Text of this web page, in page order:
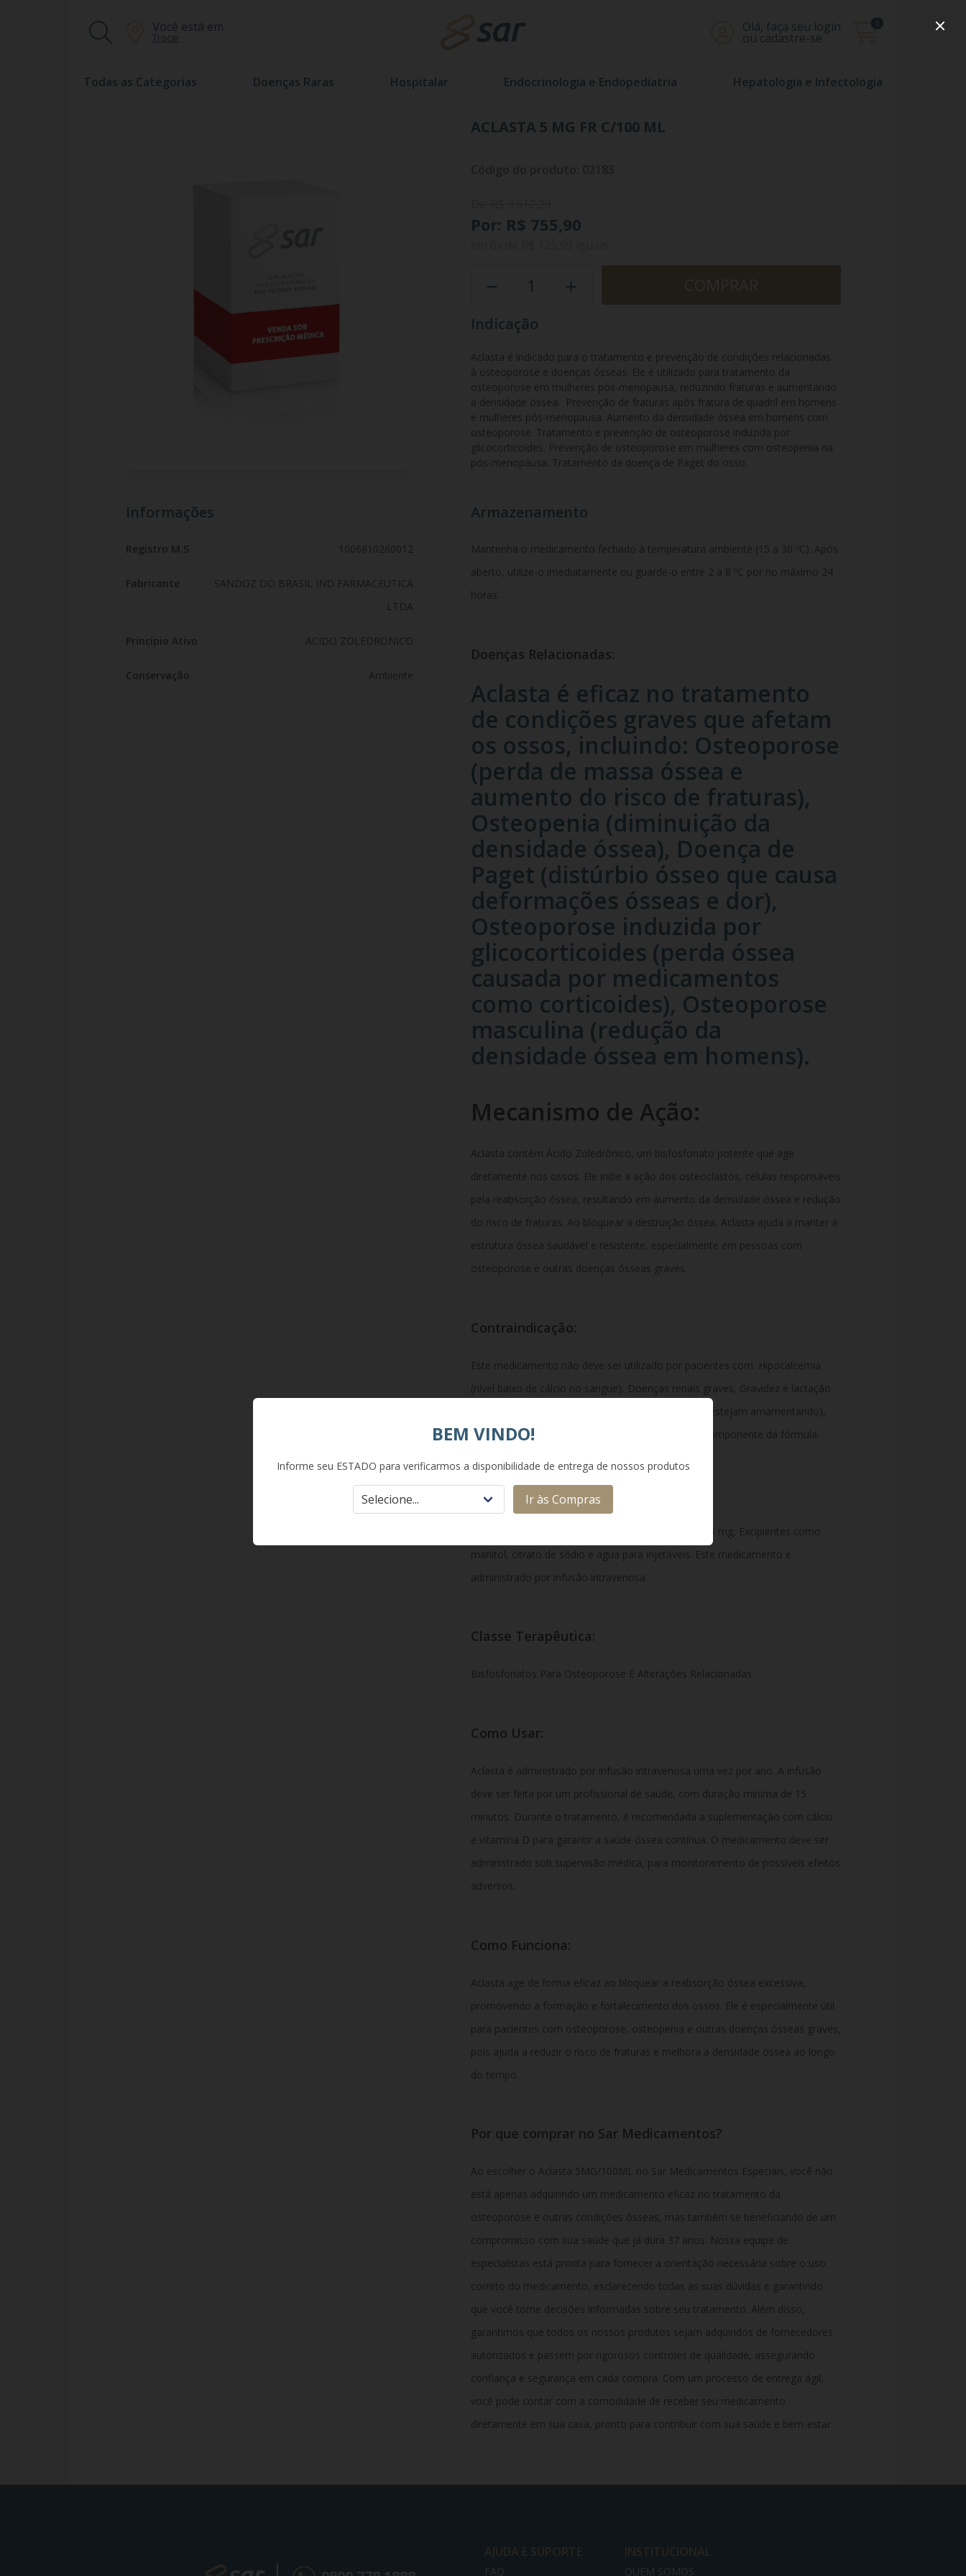
Você está em
Trocar
Olá, faça seu login
ou cadastre-se
0
Todas as Categorias Doenças Raras Hospitalar Endocrinologia e Endopediatria Hepatologia e Infectologia
ACLASTA 5 MG FR C/100 ML
Por: R$ 755,90
Indicação
Aclasta é indicado para o tratamento e prevenção de condições relacionadas
à osteoporose e doenças ósseas. Ele é utilizado para tratamento da
osteoporose em mulheres pós-menopausa, reduzindo fraturas e aumentando
a densidade óssea.  Prevenção de fraturas após fratura de quadril em homens
e mulheres pós-menopausa. Aumento da densidade óssea em homens com
osteoporose. Tratamento e prevenção de osteoporose induzida por
glicocorticoides. Prevenção de osteoporose em mulheres com osteopenia na
pós-menopausa. Tratamento da doença de Paget do osso.
Informações
Registro M.S 1006810260012
Fabricante
SANDOZ DO BRASIL IND FARMACEUTICA
LTDA
Princípio Ativo ACIDO ZOLEDRONICO
Conservação Ambiente
Armazenamento
Mantenha o medicamento fechado à temperatura ambiente (15 a 30 ºC). Após
aberto, utilize-o imediatamente ou guarde-o entre 2 a 8 ºC por no máximo 24
horas.
Doenças Relacionadas:
Aclasta é eficaz no tratamento
de condições graves que afetam
os ossos, incluindo: Osteoporose
(perda de massa óssea e
aumento do risco de fraturas),
Osteopenia (diminuição da
densidade óssea), Doença de
Paget (distúrbio ósseo que causa
deformações ósseas e dor),
Osteoporose induzida por
glicocorticoides (perda óssea
causada por medicamentos
como corticoides), Osteoporose
masculina (redução da
densidade óssea em homens).
Mecanismo de Ação:
Aclasta contém Ácido Zoledrônico, um bisfosfonato potente que age
diretamente nos ossos. Ele inibe a ação dos osteoclastos, células responsáveis
pela reabsorção óssea, resultando em aumento da densidade óssea e redução
do risco de fraturas. Ao bloquear a destruição óssea, Aclasta ajuda a manter a
estrutura óssea saudável e resistente, especialmente em pessoas com
osteoporose e outras doenças ósseas graves.
Contraindicação:
Este medicamento não deve ser utilizado por pacientes com: Hipocalcemia
(nível baixo de cálcio no sangue), Doenças renais graves, Gravidez e lactação
(não recomendado para mulheres grávidas ou que estejam amamentando),
Alergia ao Ácido Zoledrônico ou a qualquer outro componente da fórmula.
Composição:
Cada frasco de Aclasta contém: Ácido Zoledrônico 5 mg, Excipientes como
manitol, citrato de sódio e água para injetáveis. Este medicamento é
administrado por infusão intravenosa.
Classe Terapêutica:
Bisfosfonatos Para Osteoporose E Alterações Relacionadas
Como Usar:
Aclasta é administrado por infusão intravenosa uma vez por ano. A infusão
deve ser feita por um profissional de saúde, com duração mínima de 15
minutos. Durante o tratamento, é recomendada a suplementação com cálcio
e vitamina D para garantir a saúde óssea contínua. O medicamento deve ser
administrado sob supervisão médica, para monitoramento de possíveis efeitos
adversos.
Como Funciona:
Aclasta age de forma eficaz ao bloquear a reabsorção óssea excessiva,
promovendo a formação e fortalecimento dos ossos. Ele é especialmente útil
para pacientes com osteoporose, osteopenia e outras doenças ósseas graves,
pois ajuda a reduzir o risco de fraturas e melhora a densidade óssea ao longo
do tempo.
Por que comprar no Sar Medicamentos?
Ao escolher o Aclasta 5MG/100ML no Sar Medicamentos Especiais, você não
está apenas adquirindo um medicamento eficaz no tratamento da
osteoporose e outras condições ósseas, mas também se beneficiando de um
compromisso com sua saúde que já dura 37 anos. Nossa equipe de
especialistas está pronta para fornecer a orientação necessária sobre o uso
correto do medicamento, esclarecendo todas as suas dúvidas e garantindo
que você tome decisões informadas sobre seu tratamento. Além disso,
garantimos que todos os nossos produtos sejam adquiridos de fornecedores
autorizados e passem por rigorosos controles de qualidade, assegurando
confiança e segurança em cada compra. Com um processo de entrega ágil,
você pode contar com a comodidade de receber seu medicamento
diretamente em sua casa, pronto para contribuir com sua saúde e bem-estar.
AJUDA E SUPORTE
FAQ
INSTITUCIONAL
QUEM SOMOS
BEM VINDO!
Informe seu ESTADO para verificarmos a disponibilidade de entrega de nossos produtos
Ir às Compras